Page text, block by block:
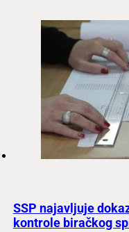
SSP najavljuje
kontrole biračkog